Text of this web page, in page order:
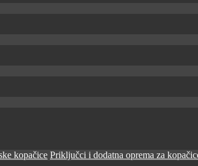
kopačice Priključci i dodatna oprema za